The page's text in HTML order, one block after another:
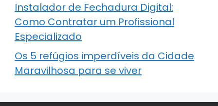
Instalador de Fechadura Digital:
Como Contratar um Profissional
Especializado
Os 5 refúgios imperdíveis da Cidade
Maravilhosa para se viver